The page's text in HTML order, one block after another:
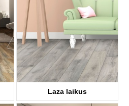
Laza laikus